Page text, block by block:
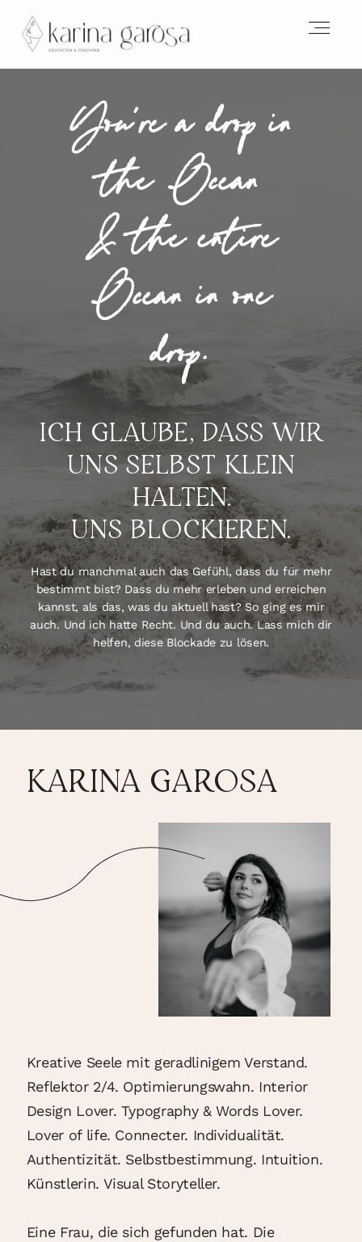
You're a drop in
the Ocean
& the entire
Ocean in one
drop.
ICH GLAUBE, DASS WIR
UNS SELBST KLEIN
HALTEN.
UNS BLOCKIEREN.
Hast du manchmal auch das Gefühl, dass du für mehr
bestimmt bist? Dass du mehr erleben und erreichen
kannst, als das, was du aktuell hast? So ging es mir
auch. Und ich hatte Recht. Und du auch. Lass mich dir
helfen, diese Blockade zu lösen.
KARINA GAROSA
Kreative Seele mit geradlinigem Verstand.
Reflektor 2/4. Optimierungswahn. Interior
Design Lover. Typography & Words Lover.
Lover of life. Connecter. Individualität.
Authentizität. Selbstbestimmung. Intuition.
Künstlerin. Visual Storyteller.
Eine Frau, die sich gefunden hat. Die
ABOUT
EMERGE MASTERMIND
ONLINEKURSE
SHOP
KONTAKT